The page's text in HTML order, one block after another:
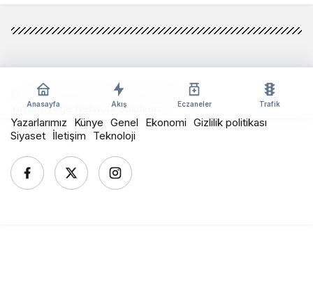
Anasayfa Akış Eczaneler Trafik
© Telif Hakkı 2026, Tüm Hakları Saklıdır
Yazılım:Arge Network Solutions
Yazarlarımız
Künye Genel Ekonomi Gizlilik politikası
Siyaset İletişim Teknoloji